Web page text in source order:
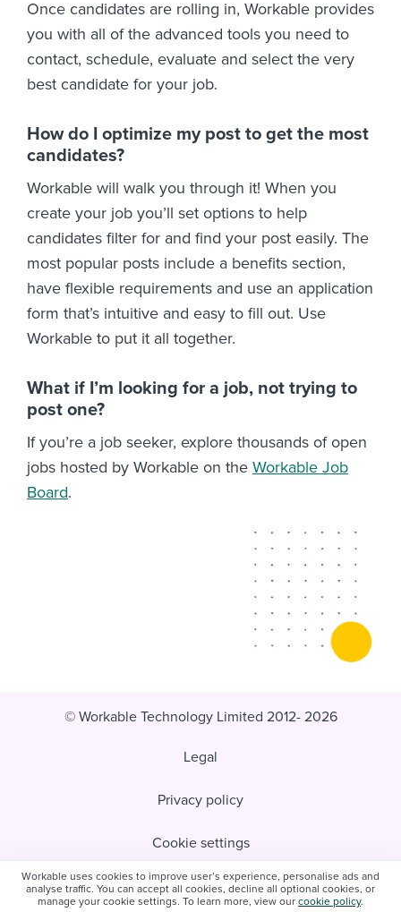
Workable uses cookies to improve user’s experience, personalise ads and
analyse traffic. You can accept all cookies, decline all optional cookies, or
manage your cookie settings. To learn more, view our cookie policy.
Once candidates are rolling in, Workable provides
you with all of the advanced tools you need to
contact, schedule, evaluate and select the very
best candidate for your job.
How do I optimize my post to get the most
candidates?
Workable will walk you through it! When you
create your job you’ll set options to help
candidates filter for and find your post easily. The
most popular posts include a benefits section,
have flexible requirements and use an application
form that’s intuitive and easy to fill out. Use
Workable to put it all together.
What if I’m looking for a job, not trying to
post one?
If you’re a job seeker, explore thousands of open
jobs hosted by Workable on the Workable Job
Board.
© Workable Technology Limited 2012- 2026
Legal
Privacy policy
Cookie settings
Do not sell/share my personal information